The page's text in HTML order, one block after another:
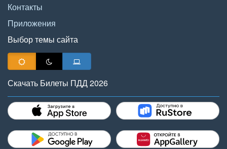
Контакты
Приложения
Выбор темы сайта
Скачать Билеты ПДД 2026